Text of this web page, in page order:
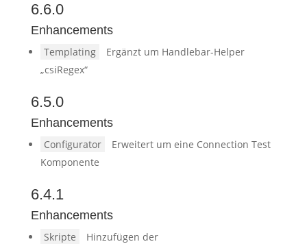
6.6.0
Enhancements
Templating
Ergänzt um Handlebar-Helper
„csiRegex“
6.5.0
Enhancements
Configurator
Erweitert um eine Connection Test
Komponente
6.4.1
Enhancements
Skripte
Hinzufügen der